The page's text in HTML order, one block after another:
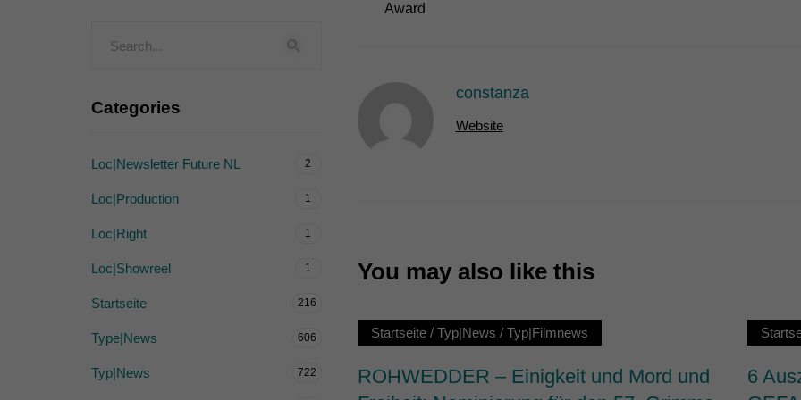
Award
constanza
Website
You may also like this
Startseite/ Typ|News / Typ|Filmnews
ROHWEDDER – Einigkeit und Mord und
6
Categories
Loc|Newsletter Future NL 2
Loc|Production 1
Loc|Right 1
Loc|Showreel 1
Startseite 216
Type|News 606
Typ|News 722
Inhalte von Videoplattformen und Social-Media-Plattformen werden standardmäßig blockiert. Wenn Cookies
Cookie-Informationen anzeigen